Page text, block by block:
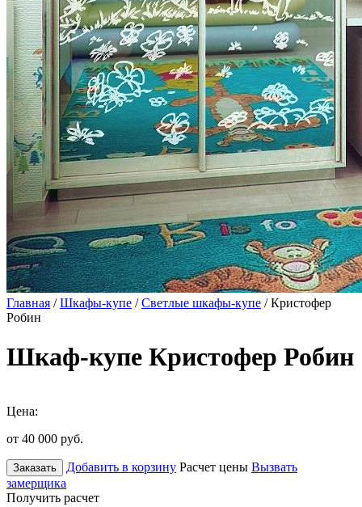
Главная /Шкафы-купе /Светлые шкафы-купе / Кристофер
Робин
Шкаф-купе Кристофер Робин
Цена:
от 40 000 руб.
Заказать Добавить в корзину Расчет цены Вызвать
замерщика
Получить расчет